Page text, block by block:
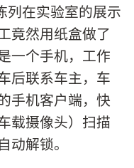
列在实验室的展示
竟然用纸盒做了
一个手机，工作
后联系车主，车
手机客户端，快
载摄像头）扫描
解锁。